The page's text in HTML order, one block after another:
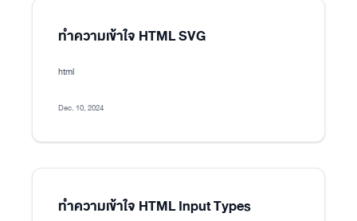
ทำความเข้าใจ HTML SVG
html
Dec. 10, 2024
ทำความเข้าใจ HTML Input Types